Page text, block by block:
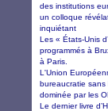
des institutions
un colloque
inquiétant
Les « États-Unis
programmés à
à Paris.
L'Union
bureaucratie sans
dominée par les
Le dernier livre